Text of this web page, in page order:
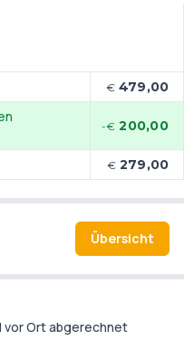
die
Sie weitläufige
Themengärten erleben.
€ 479,00
-€ 200,00
€ 279,00
Übersicht
vor Ort abgerechnet